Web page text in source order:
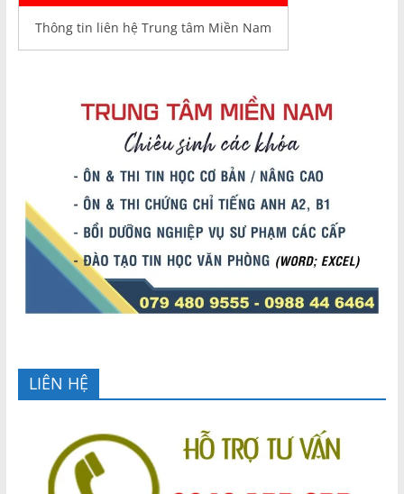
Thông tin liên hệ Trung tâm Miền Nam
LIÊN HỆ